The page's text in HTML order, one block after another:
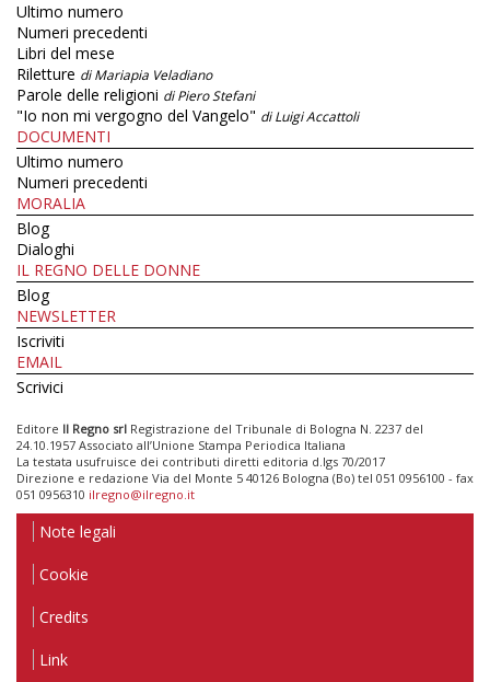
Ultimo numero
Numeri precedenti
Libri del mese
Riletture di Mariapia Veladiano
Parole delle religioni di Piero Stefani
"Io non mi vergogno del Vangelo" di Luigi Accattoli
DOCUMENTI
Ultimo numero
Numeri precedenti
MORALIA
Blog
Dialoghi
IL REGNO DELLE DONNE
Blog
NEWSLETTER
Iscriviti
EMAIL
Scrivici
Editore Il Regno srl Registrazione del Tribunale di Bologna N. 2237 del
24.10.1957 Associato all’Unione Stampa Periodica Italiana
La testata usufruisce dei contributi diretti editoria d.lgs 70/2017
Direzione e redazione Via del Monte 5 40126 Bologna (Bo) tel 051 0956100 - fax
051 0956310 ilregno@ilregno.it
Note legali
Cookie
Credits
Link